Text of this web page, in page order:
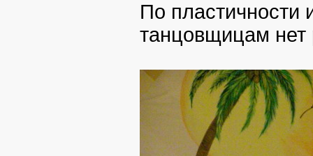
По пластичности
танцовщицам нет